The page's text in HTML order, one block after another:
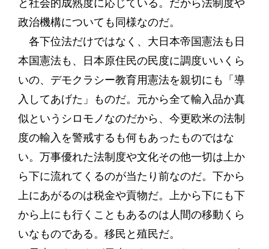
と社会的成熟度に応じている。だから法制度や
政治機構についても同様なのだ。
各下位法だけではなく、大日本帝国憲法も日
本国憲法も、日本原住民の民度に調度いいくら
いの、デモクラシー教育用憲法を親切にも「導
入してあげた」ものだ。元から全て輸入品か真
似というシロモノなのだから、今更欧米の法制
度の輸入を警戒するも何もあったものではな
い。万事優れた法制度や文化その他一切は上か
ら下に流れてくるのが当たり前なのだ。下から
上にあがるのは税金や貢物だ。上から下にも下
から上にも行くこともあるのは人間の移動くら
いなものである。移民と殖民だ。